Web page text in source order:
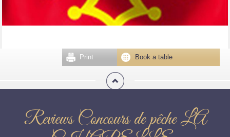
Book a table
Print
Reviews Concours de pêche LA